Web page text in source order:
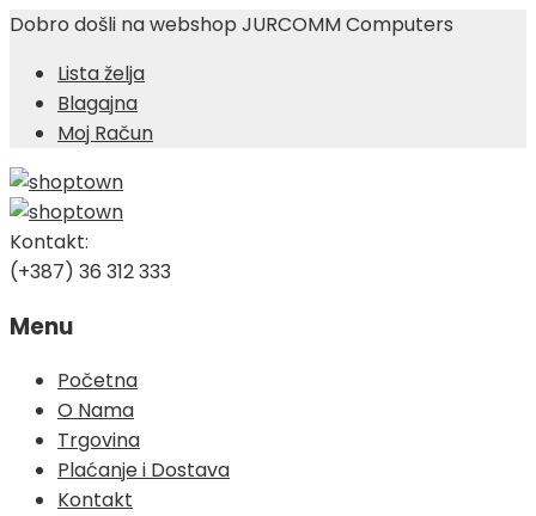
Dobro došli na webshop JURCOMM Computers
Lista želja
Blagajna
Moj Račun
Kontakt:
(+387) 36 312 333
Menu
Skip
content
Početna
O Nama
Trgovina
Plaćanje i Dostava
Kontakt